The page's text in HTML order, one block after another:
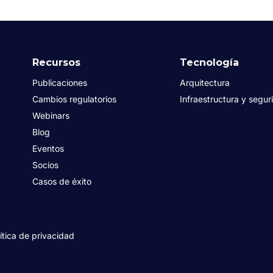
Recursos
Publicaciones
Cambios regulatorios
Webinars
Blog
Eventos
Socios
Casos de éxito
Tecnología
Arquitectura
Infraestructura y
de privacidad